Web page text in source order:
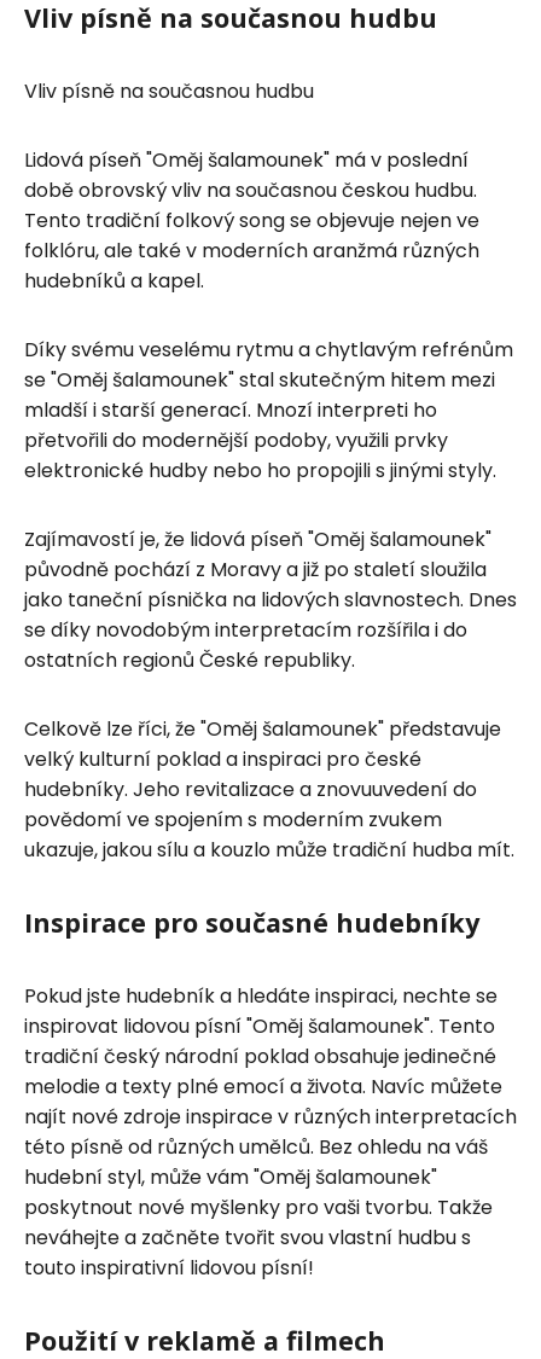
Vliv písně na současnou hudbu
Vliv písně na současnou hudbu
Lidová píseň "Oměj šalamounek" má v poslední
době obrovský vliv na současnou českou hudbu.
Tento tradiční folkový song se objevuje nejen ve
folklóru, ale také v moderních aranžmá různých
hudebníků a kapel.
Díky svému veselému rytmu a chytlavým refrénům
se "Oměj šalamounek" stal skutečným hitem mezi
mladší i starší generací. Mnozí interpreti ho
přetvořili do modernější podoby, využili prvky
elektronické hudby nebo ho propojili s jinými styly.
Zajímavostí je, že lidová píseň "Oměj šalamounek"
původně pochází z Moravy a již po staletí sloužila
jako taneční písnička na lidových slavnostech. Dnes
se díky novodobým interpretacím rozšířila i do
ostatních regionů České republiky.
Celkově lze říci, že "Oměj šalamounek" představuje
velký kulturní poklad a inspiraci pro české
hudebníky. Jeho revitalizace a znovuuvedení do
povědomí ve spojením s moderním zvukem
ukazuje, jakou sílu a kouzlo může tradiční hudba mít.
Inspirace pro současné hudebníky
Pokud jste hudebník a hledáte inspiraci, nechte se
inspirovat lidovou písní "Oměj šalamounek". Tento
tradiční český národní poklad obsahuje jedinečné
melodie a texty plné emocí a života. Navíc můžete
najít nové zdroje inspirace v různých interpretacích
této písně od různých umělců. Bez ohledu na váš
hudební styl, může vám "Oměj šalamounek"
poskytnout nové myšlenky pro vaši tvorbu. Takže
neváhejte a začněte tvořit svou vlastní hudbu s
touto inspirativní lidovou písní!
Použití v reklamě a filmech